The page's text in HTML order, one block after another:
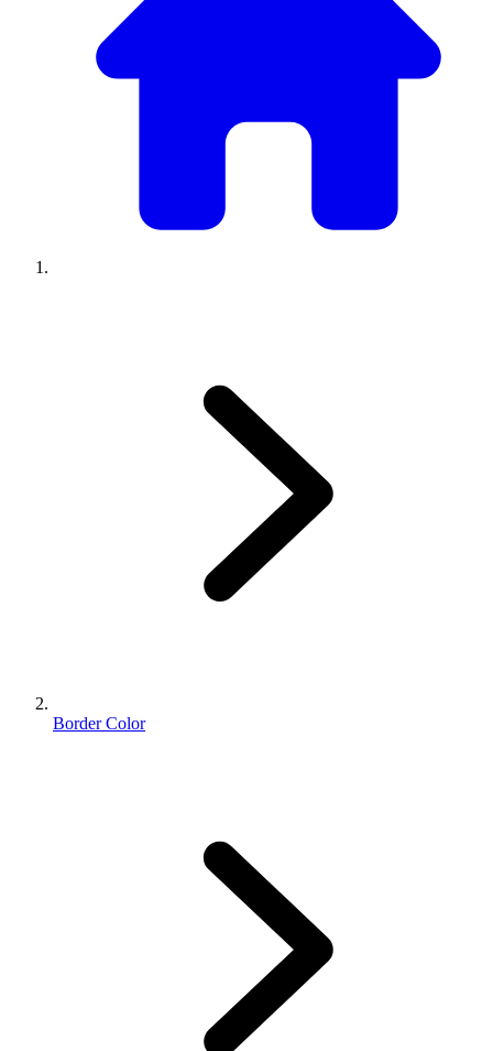
Border Color